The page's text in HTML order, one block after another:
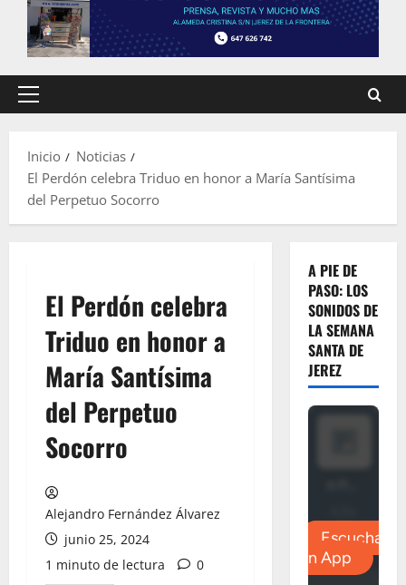
Menú
Inicio
Noticias
El Perdón celebra Triduo en honor a María Santísima
del Perpetuo Socorro
El Perdón celebra
Triduo en honor a
María Santísima
del Perpetuo
Socorro
Alejandro Fernández Álvarez
junio 25, 2024
1 minuto de lectura
0
A PIE DE
PASO: LOS
SONIDOS DE
LA SEMANA
SANTA DE
JEREZ